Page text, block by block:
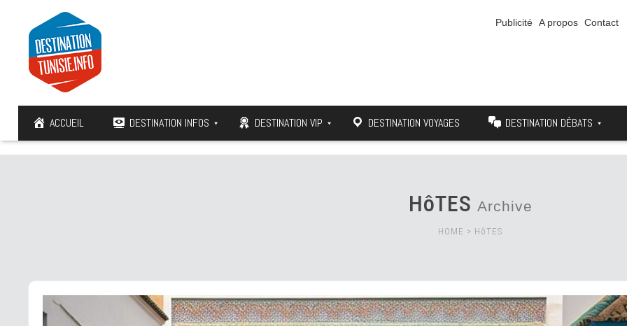
Publicité A propos Contact
ACCUEIL DESTINATION INFOS DESTINATION VIP DESTINATION VOYAGES DESTINATION DÉBATS
HôTES Archive
HOME > HôTES